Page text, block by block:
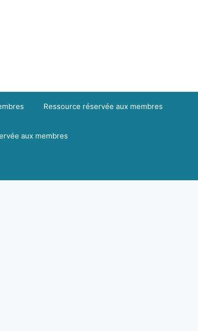
Ressource réservée aux membres
aux membres